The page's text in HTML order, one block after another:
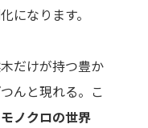
になります。
だけが持つ豊か
んと現れる。こ
ノクロの世界